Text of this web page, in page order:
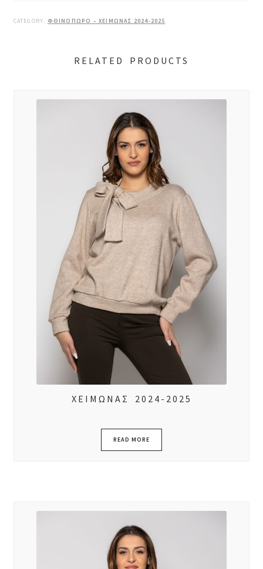
CATEGORY: ΦΘΙΝΟΠΩΡΟ – ΧΕΙΜΩΝΑΣ 2024-2025
RELATED PRODUCTS
ΧΕΙΜΩΝΑΣ 2024-2025
READ MORE